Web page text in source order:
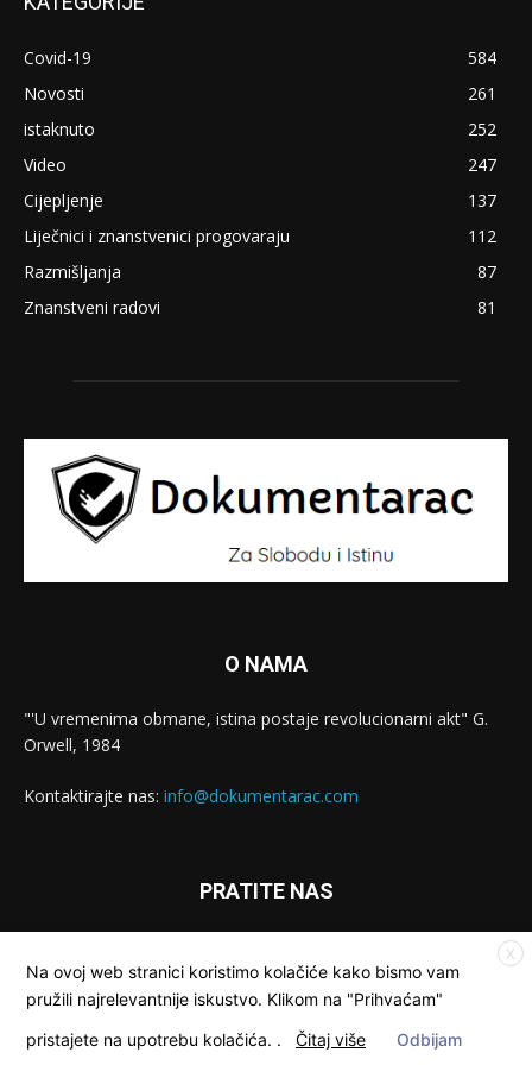
Covid-19
584
Novosti
261
istaknuto
252
Video
247
Cijepljenje
137
Liječnici i znanstvenici progovaraju
112
Razmišljanja
87
Znanstveni radovi
81
O NAMA
"'U vremenima obmane, istina postaje revolucionarni akt" G.
Orwell, 1984
Kontaktirajte nas: info@dokumentarac.com
PRATITE NAS
X
Na ovoj web stranici koristimo kolačiće kako bismo vam
pružili najrelevantnije iskustvo. Klikom na "Prihvaćam"
pristajete na upotrebu kolačića. . Čitaj više Odbijam